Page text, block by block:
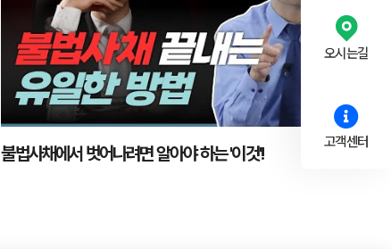
불법사채에서 벗어나려면 알아야 하는 '이것'!
오시는길
고객센터